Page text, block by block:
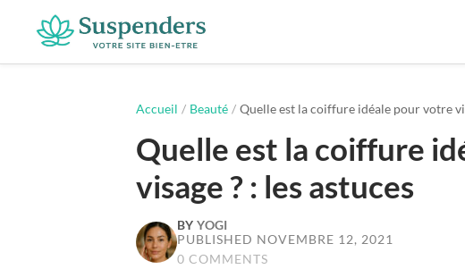
Accueil / Beauté / Quelle est la coiffure idéale pour votre
Quelle est la coiffure
visage ? : les astuces
BYYOGI
PUBLISHED NOVEMBRE 12, 2021
0 COMMENTS